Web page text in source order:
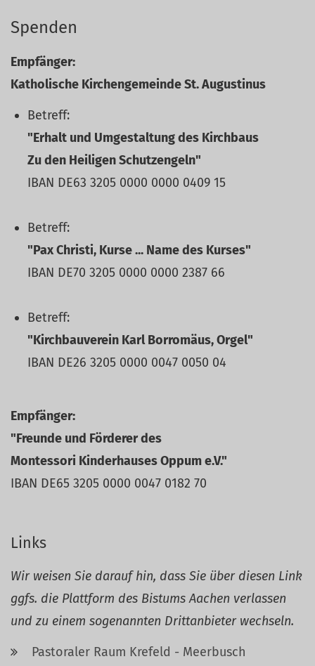
Spenden
Empfänger:
Katholische Kirchengemeinde St. Augustinus
Betreff:
"Erhalt und Umgestaltung des Kirchbaus
Zu den Heiligen Schutzengeln"
IBAN DE63 3205 0000 0000 0409 15
Betreff:
"Pax Christi, Kurse ... Name des Kurses"
IBAN DE70 3205 0000 0000 2387 66
Betreff:
"Kirchbauverein Karl Borromäus, Orgel"
IBAN DE26 3205 0000 0047 0050 04
Empfänger:
"Freunde und Förderer des
Montessori Kinderhauses Oppum e.V."
IBAN DE65 3205 0000 0047 0182 70
Links
Wir weisen Sie darauf hin, dass Sie über diesen Link
ggfs. die Plattform des Bistums Aachen verlassen
und zu einem sogenannten Drittanbieter wechseln.
Pastoraler Raum Krefeld - Meerbusch